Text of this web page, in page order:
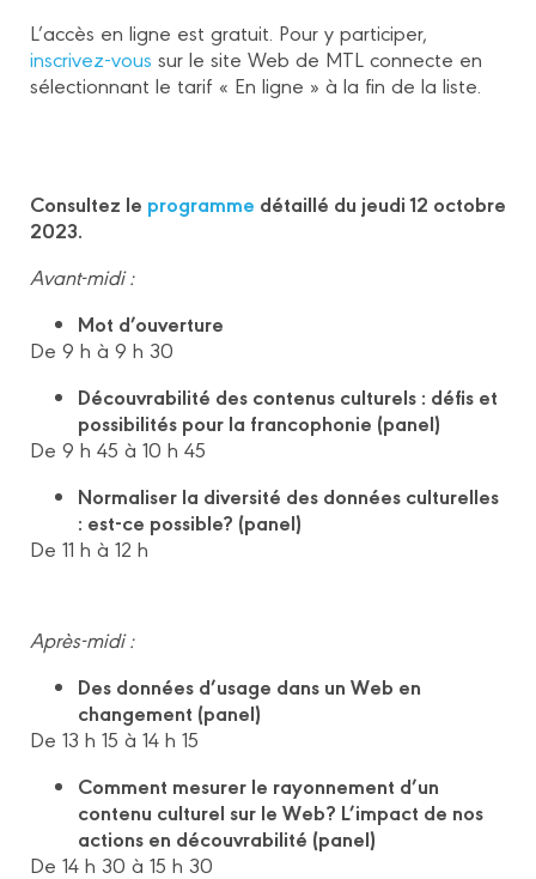
L’accès en ligne est gratuit. Pour y participer,
inscrivez-vous sur le site Web de MTL connecte en
sélectionnant le tarif « En ligne » à la fin de la liste.
Consultez le programme détaillé du jeudi 12 octobre
2023.
Avant-midi :
Mot d’ouverture
De 9 h à 9 h 30
Découvrabilité des contenus culturels : défis et
possibilités pour la francophonie (panel)
De 9 h 45 à 10 h 45
Normaliser la diversité des données culturelles
: est-ce possible? (panel)
De 11 h à 12 h
Après-midi :
Des données d’usage dans un Web en
changement (panel)
De 13 h 15 à 14 h 15
Comment mesurer le rayonnement d’un
contenu culturel sur le Web? L’impact de nos
actions en découvrabilité (panel)
De 14 h 30 à 15 h 30